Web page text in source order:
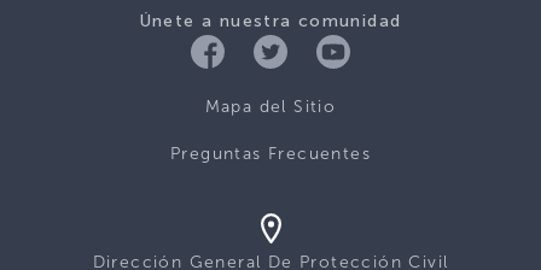
Únete a nuestra comunidad
Mapa del Sitio
Preguntas Frecuentes
Dirección General De Protección Civil